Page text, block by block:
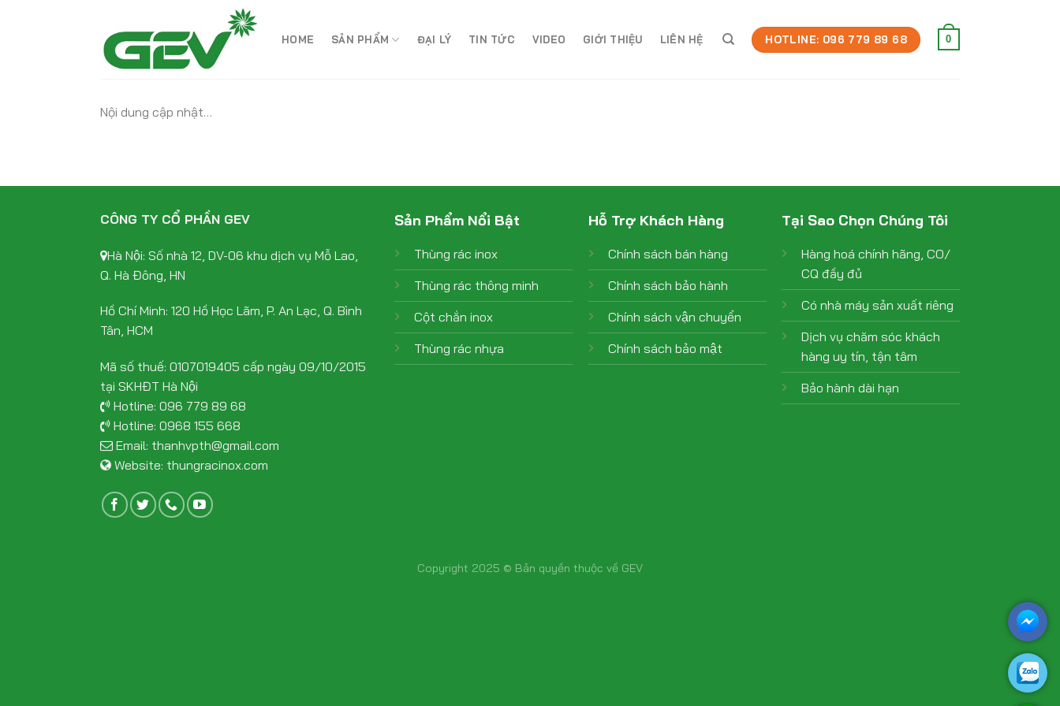
HOME SẢN PHẨM ĐẠI LÝ TIN TỨC VIDEO GIỚI THIỆU LIÊN HỆ HOTLINE: 096 779 89 68 0
Nội dung cập nhật…
CÔNG TY CỔ PHẦN GEV
Hà Nội: Số nhà 12, DV-06 khu dịch vụ Mỗ Lao,
Q. Hà Đông, HN
Hồ Chí Minh: 120 Hồ Học Lãm, P. An Lạc, Q. Bình
Tân, HCM
Mã số thuế: 0107019405 cấp ngày 09/10/2015
tại SKHĐT Hà Nội
Hotline: 096 779 89 68
Hotline: 0968 155 668
Email: thanhvpth@gmail.com
Website: thungracinox.com
Sản Phẩm Nổi Bật
Thùng rác inox
Thùng rác thông minh
Cột chắn inox
Thùng rác nhựa
Hỗ Trợ Khách Hàng
Chính sách bán hàng
Chính sách bảo hành
Chính sách vận chuyển
Chính sách bảo mật
Tại Sao Chọn Chúng Tôi
Hàng hoá chính hãng, CO/
CQ đầy đủ
Có nhà máy sản xuất riêng
Dịch vụ chăm sóc khách
hàng uy tín, tận tâm
Bảo hành dài hạn
Copyright 2025 © Bản quyền thuộc về GEV